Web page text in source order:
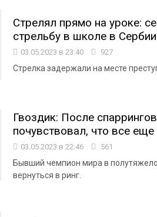
Стрелял прямо на уроке:
стрельбу в школе в Сербии
03.05.2023 в 23:40 927
Стрелка задержали на месте
Гвоздик: После
почувствовал, что все
03.05.2023 в 22:46 561
Бывший чемпион мира в
вернуться в ринг.